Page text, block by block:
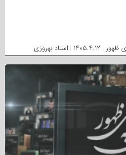
استاد بهروزی